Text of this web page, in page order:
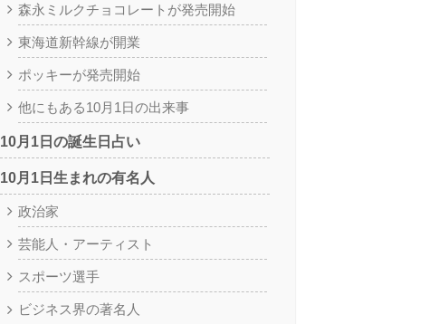
森永ミルクチョコレートが発売開始
東海道新幹線が開業
ポッキーが発売開始
他にもある10月1日の出来事
10月1日の誕生日占い
10月1日生まれの有名人
政治家
芸能人・アーティスト
スポーツ選手
ビジネス界の著名人